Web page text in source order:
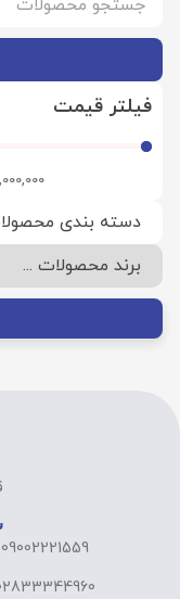
فیلتر قیمت
09002221559